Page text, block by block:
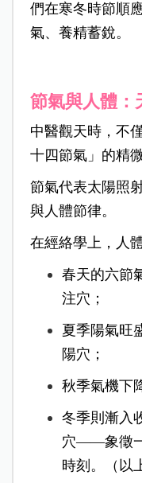
們在寒冬時節順
氣、養精蓄銳。
節氣與人體：
中醫觀天時，不
十四節氣」的精微
節氣代表太陽照
與人體節律。
在經絡學上，人
春天的六節
注穴；
夏季陽氣旺
陽穴；
秋季氣機下
冬季則漸入
穴——象徵
時刻。（以